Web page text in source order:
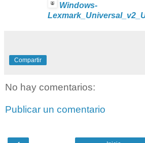
Windows-
Compartir
No hay comentarios:
Publicar un comentario